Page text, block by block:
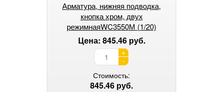
Арматура, нижняя подводка,
кнопка хром, двух
режимнаяWC3550М (1/20)
Цена: 845.46 руб.
+
-
Стоимость:
845.46 руб.